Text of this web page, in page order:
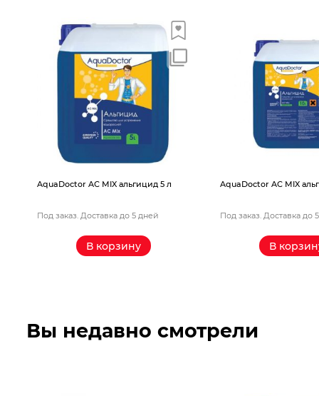
AquaDoctor AС MIX альгицид 5 л
Под заказ. Доставка до 5 дней
В корзину
AquaDoctor AС MIX
Под заказ. Доставка до
В
Вы недавно смотрели